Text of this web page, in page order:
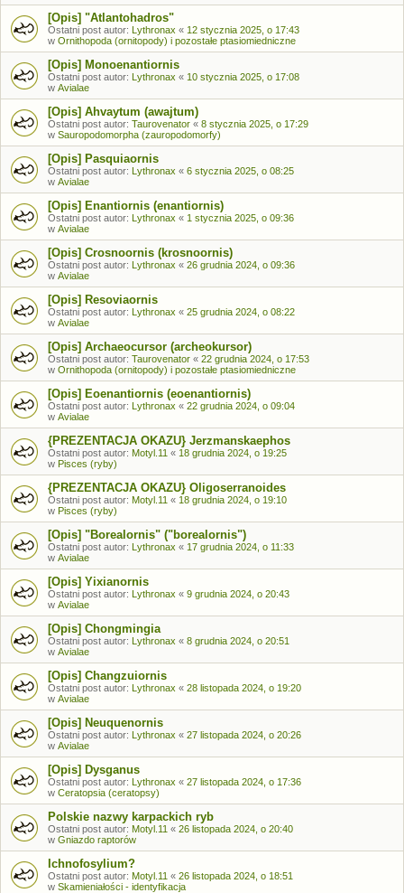
[Opis] "Atlantohadros"
Ostatni post autor: Lythronax « 12 stycznia 2025, o 17:43
w Ornithopoda (ornitopody) i pozostałe ptasiomiedniczne
[Opis] Monoenantiornis
Ostatni post autor: Lythronax « 10 stycznia 2025, o 17:08
w Avialae
[Opis] Ahvaytum (awajtum)
Ostatni post autor: Taurovenator « 8 stycznia 2025, o 17:29
w Sauropodomorpha (zauropodomorfy)
[Opis] Pasquiaornis
Ostatni post autor: Lythronax « 6 stycznia 2025, o 08:25
w Avialae
[Opis] Enantiornis (enantiornis)
Ostatni post autor: Lythronax « 1 stycznia 2025, o 09:36
w Avialae
[Opis] Crosnoornis (krosnoornis)
Ostatni post autor: Lythronax « 26 grudnia 2024, o 09:36
w Avialae
[Opis] Resoviaornis
Ostatni post autor: Lythronax « 25 grudnia 2024, o 08:22
w Avialae
[Opis] Archaeocursor (archeokursor)
Ostatni post autor: Taurovenator « 22 grudnia 2024, o 17:53
w Ornithopoda (ornitopody) i pozostałe ptasiomiedniczne
[Opis] Eoenantiornis (eoenantiornis)
Ostatni post autor: Lythronax « 22 grudnia 2024, o 09:04
w Avialae
{PREZENTACJA OKAZU} Jerzmanskaephos
Ostatni post autor: Motyl.11 « 18 grudnia 2024, o 19:25
w Pisces (ryby)
{PREZENTACJA OKAZU} Oligoserranoides
Ostatni post autor: Motyl.11 « 18 grudnia 2024, o 19:10
w Pisces (ryby)
[Opis] "Borealornis" ("borealornis")
Ostatni post autor: Lythronax « 17 grudnia 2024, o 11:33
w Avialae
[Opis] Yixianornis
Ostatni post autor: Lythronax « 9 grudnia 2024, o 20:43
w Avialae
[Opis] Chongmingia
Ostatni post autor: Lythronax « 8 grudnia 2024, o 20:51
w Avialae
[Opis] Changzuiornis
Ostatni post autor: Lythronax « 28 listopada 2024, o 19:20
w Avialae
[Opis] Neuquenornis
Ostatni post autor: Lythronax « 27 listopada 2024, o 20:26
w Avialae
[Opis] Dysganus
Ostatni post autor: Lythronax « 27 listopada 2024, o 17:36
w Ceratopsia (ceratopsy)
Polskie nazwy karpackich ryb
Ostatni post autor: Motyl.11 « 26 listopada 2024, o 20:40
w Gniazdo raptorów
Ichnofosylium?
Ostatni post autor: Motyl.11 « 26 listopada 2024, o 18:51
w Skamieniałości - identyfikacja